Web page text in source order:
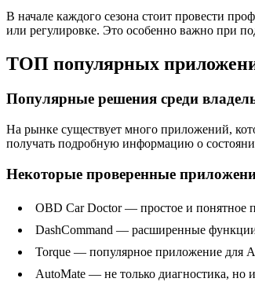
В начале каждого сезона стоит провести
или регулировке. Это особенно важно при
ТОП популярных
Популярные решения среди
На рынке существует много приложений,
получать подробную информацию о
Некоторые проверенные
OBD Car Doctor — простое и понятное
DashCommand — расширенные
Torque — популярное приложение для
AutoMate — не только диагностика, но